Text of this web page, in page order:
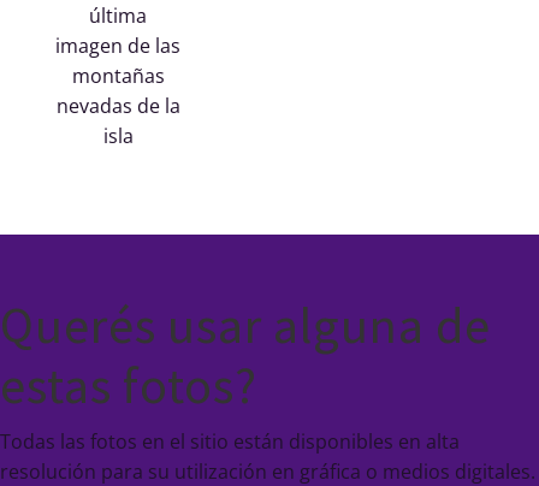
última
imagen de las
montañas
nevadas de la
isla
Querés usar alguna de
estas fotos?
Todas las fotos en el sitio están disponibles en alta
resolución para su utilización en gráfica o medios digitales.